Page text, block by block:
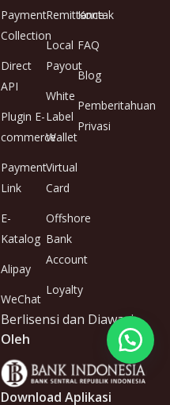
Payment
Collection
Direct
API
Plugin E-
commerce
Payment
Link
E-
Katalog
Alipay
WeChat
Remittance
Local
Payout
White
Label
Wallet
Virtual
Card
Offshore
Bank
Account
Loyalty
Kontak
FAQ
Blog
Pemberitahuan
Privasi
Berlisensi dan Diawasi
Oleh
Download Aplikasi